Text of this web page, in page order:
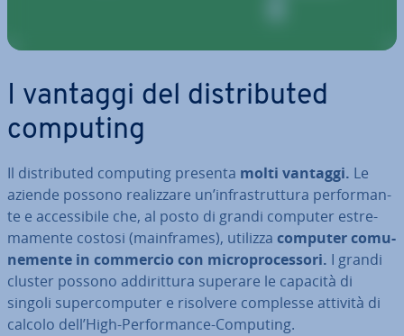
I vantaggi del di­stri­bu­ted
computing
Il di­stri­bu­ted computing presenta molti vantaggi. Le
aziende possono rea­liz­za­re un’in­fra­strut­tu­ra per­for­man­
te e ac­ces­si­bi­le che, al posto di grandi computer estre­
ma­men­te costosi (main­fra­mes), utilizza computer co­mu­
ne­men­te in commercio con mi­cro­pro­ces­so­ri. I grandi
cluster possono ad­di­rit­tu­ra superare le capacità di
singoli su­per­com­pu­ter e risolvere complesse attività di
calcolo dell’High-Per­for­man­ce-Computing.